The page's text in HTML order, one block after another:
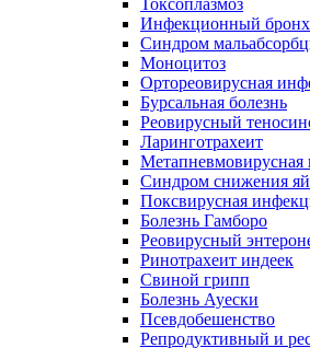
Токсоплазмоз
Инфекционный
Синдром
Моноцитоз
Ортореовирусная
Бурсальная болезнь
Реовирусный
Ларинготрахеит
Метапневмовирусная
Синдром снижения
Поксвирусная
Болезнь Гамборо
Реовирусный
Ринотрахеит индеек
Свиной грипп
Болезнь Ауески
Псевдобешенство
Репродуктивный и